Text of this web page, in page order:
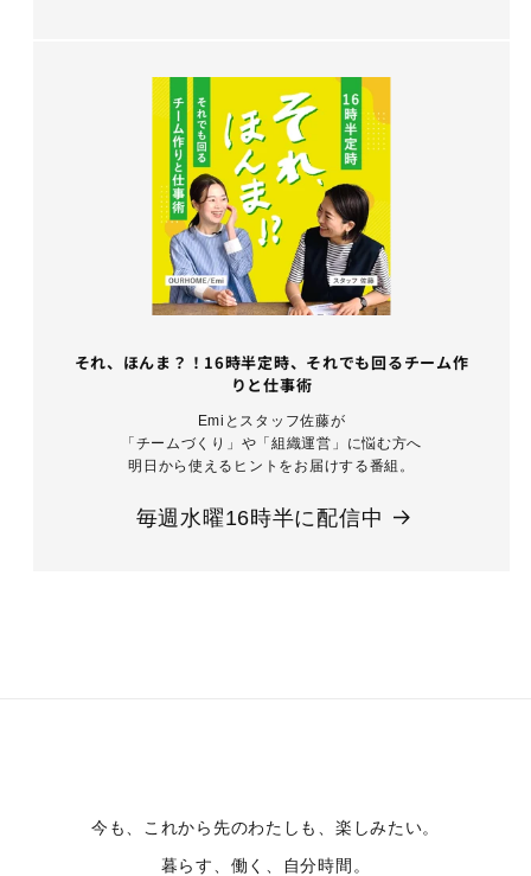
それ、ほんま？！16時半定時、それでも回るチーム作
りと仕事術
Emiとスタッフ佐藤が
「チームづくり」や「組織運営」に悩む方へ
明日から使えるヒントをお届けする番組。
毎週水曜16時半に配信中
今も、これから先のわたしも、楽しみたい。
暮らす、働く、自分時間。